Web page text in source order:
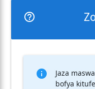
help_outline
info
Jaza
bofya